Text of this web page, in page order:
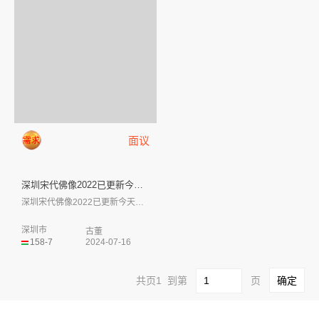
面议
深圳宋代佛像2022已更新今天...
深圳宋代佛像2022已更新今天行情现金收...
158-7
深圳市
古董
2024-07-16
共页1 到第 页